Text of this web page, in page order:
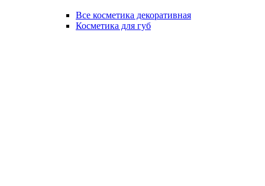
Все косметика декоративная
Косметика для губ